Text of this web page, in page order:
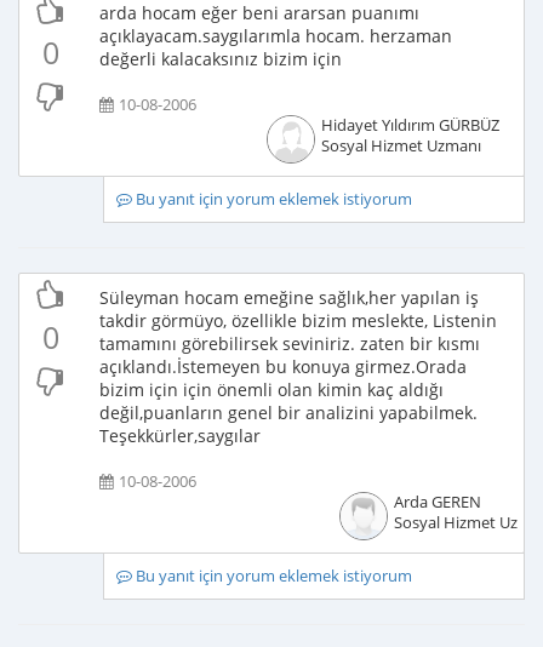
0
arda hocam eğer beni ararsan puanımı
açıklayacam.saygılarımla hocam. herzaman
değerli kalacaksınız bizim için
10-08-2006
Hidayet Yıldırım GÜRBÜZ
Sosyal Hizmet Uzmanı
Bu yanıt için yorum eklemek istiyorum
0
Süleyman hocam emeğine sağlık,her yapılan iş
takdir görmüyo, özellikle bizim meslekte, Listenin
tamamını görebilirsek seviniriz. zaten bir kısmı
açıklandı.İstemeyen bu konuya girmez.Orada
bizim için için önemli olan kimin kaç aldığı
değil,puanların genel bir analizini yapabilmek.
Teşekkürler,saygılar
10-08-2006
Arda GEREN
Sosyal Hizmet
Bu yanıt için yorum eklemek istiyorum